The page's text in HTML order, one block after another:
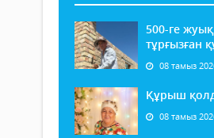
500-ге
тұрғызған
08 тамыз
Құрыш
08 тамыз